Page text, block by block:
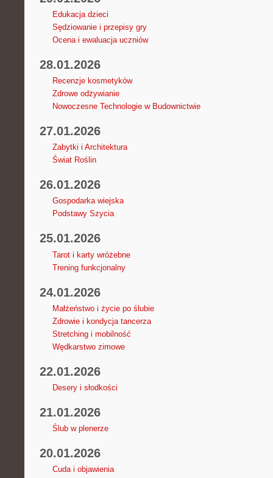
Edukacja dzieci
Sędziowanie i przepisy gry
Ocena i ewaluacja uczniów
28.01.2026
Recenzje kosmetyków
Zdrowe odżywianie
Nowoczesne Technologie w Budownictwie
27.01.2026
Zabytki i Architektura
Świat Roślin
26.01.2026
Gospodarka wiejska
Podstawy Szycia
25.01.2026
Tarot i karty wróżebne
Trening funkcjonalny
24.01.2026
Małżeństwo i życie po ślubie
Zdrowie i kondycja tancerza
Stretching i mobilność
Wędkarstwo zimowe
22.01.2026
Desery i słodkości
21.01.2026
Ślub w plenerze
20.01.2026
Cuda i objawienia